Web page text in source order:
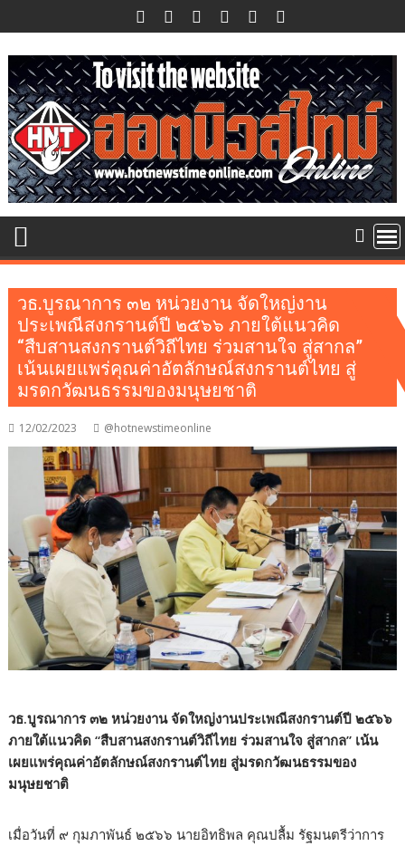
to
content
วธ.บูรณาการ ๓๒ หน่วยงาน จัดใหญ่งาน
ประเพณีสงกรานต์ปี ๒๕๖๖ ภายใต้แนวคิด
“สืบสานสงกรานต์วิถีไทย ร่วมสานใจ สู่สากล”
เน้นเผยแพร่คุณค่าอัตลักษณ์สงกรานต์ไทย สู่
มรดกวัฒนธรรมของมนุษยชาติ
12/02/2023 @hotnewstimeonline
วธ.บูรณาการ ๓๒ หน่วยงาน จัดใหญ่งานประเพณีสงกรานต์ปี ๒๕๖๖
ภายใต้แนวคิด “สืบสานสงกรานต์วิถีไทย ร่วมสานใจ สู่สากล” เน้น
เผยแพร่คุณค่าอัตลักษณ์สงกรานต์ไทย สู่มรดกวัฒนธรรมของ
มนุษยชาติ
เมื่อวันที่ ๙ กุมภาพันธ์ ๒๕๖๖ นายอิทธิพล คุณปลื้ม รัฐมนตรีว่าการ